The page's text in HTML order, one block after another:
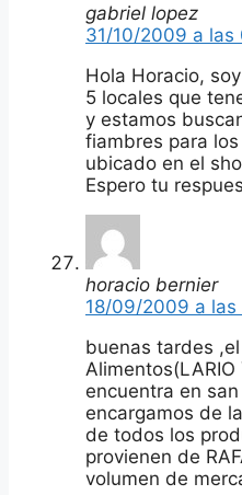
gabriel lopez
31/10/2009 a las
Hola Horacio,
5 locales que
y estamos
fiambres para
ubicado en el
Espero tu
horacio bernier
18/09/2009 a
buenas tardes
encuentra en
encargamos de
de todos los
provienen de
volumen de